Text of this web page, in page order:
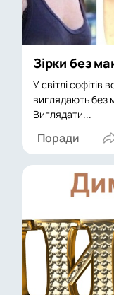
Зірки без
У світлі софітів
виглядають без
Виглядати...
Поради